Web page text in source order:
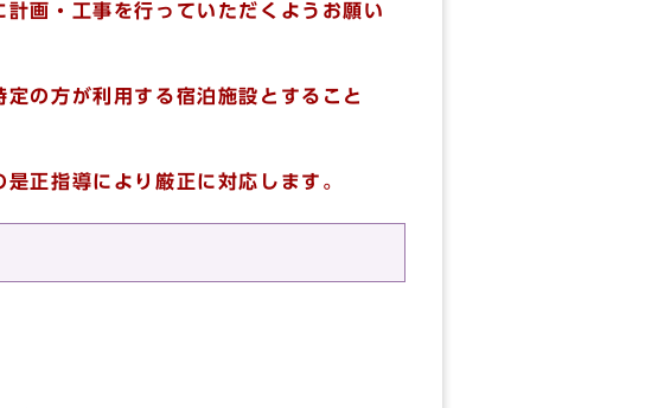
画・工事を行っていただくようお願い
の方が利用する宿泊施設とすること
正指導により厳正に対応します。